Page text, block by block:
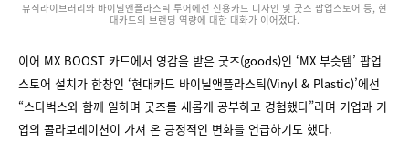
뮤직라이브러리와 바이닐앤플라스틱 투어에선 신용카드 디자인 및 굿즈 팝업스토어 등, 현
대카드의 브랜딩 역량에 대한 대화가 이어졌다.
이어 MX BOOST 카드에서 영감을 받은 굿즈(goods)인 ‘MX 부슷템’ 팝업
스토어 설치가 한창인 ‘현대카드 바이닐앤플라스틱(Vinyl & Plastic)’에선
“스타벅스와 함께 일하며 굿즈를 새롭게 공부하고 경험했다”라며 기업과 기
업의 콜라보레이션이 가져 온 긍정적인 변화를 언급하기도 했다.